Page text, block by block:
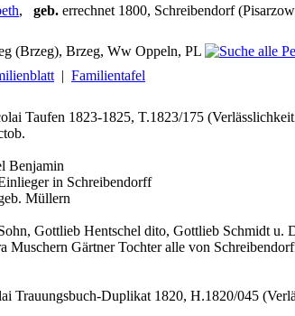
, geb. errechnet 1800, Schreibendorf
(Brzeg), Brzeg, Ww Oppeln, PL
| Familientafel
Taufen 1823-1825, T.1823/175
Benjamin
in Schreibendorff
Müllern
Gottlieb Hentschel dito, Gottlieb Schmidt u.
Muschern Gärtner Tochter alle von
Trauungsbuch-Duplikat 1820, H.1820/045